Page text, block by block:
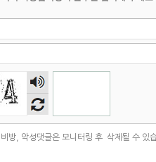
숫자
음성
듣기